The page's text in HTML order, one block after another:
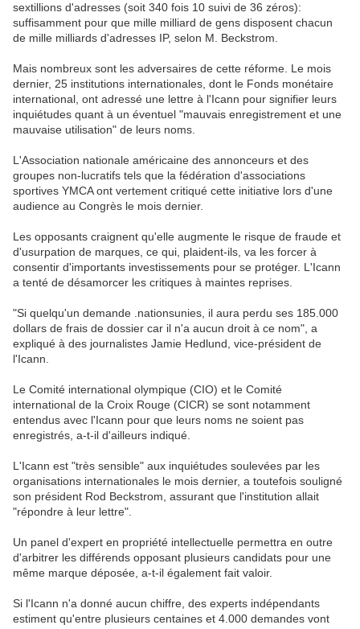
sextillions d'adresses (soit 340 fois 10 suivi de 36 zéros):
suffisamment pour que mille milliard de gens disposent chacun
de mille milliards d'adresses IP, selon M. Beckstrom.
Mais nombreux sont les adversaires de cette réforme. Le mois
dernier, 25 institutions internationales, dont le Fonds monétaire
international, ont adressé une lettre à l'Icann pour signifier leurs
inquiétudes quant à un éventuel "mauvais enregistrement et une
mauvaise utilisation" de leurs noms.
L'Association nationale américaine des annonceurs et des
groupes non-lucratifs tels que la fédération d'associations
sportives YMCA ont vertement critiqué cette initiative lors d'une
audience au Congrès le mois dernier.
Les opposants craignent qu'elle augmente le risque de fraude et
d'usurpation de marques, ce qui, plaident-ils, va les forcer à
consentir d'importants investissements pour se protéger. L'Icann
a tenté de désamorcer les critiques à maintes reprises.
"Si quelqu'un demande .nationsunies, il aura perdu ses 185.000
dollars de frais de dossier car il n'a aucun droit à ce nom", a
expliqué à des journalistes Jamie Hedlund, vice-président de
l'Icann.
Le Comité international olympique (CIO) et le Comité
international de la Croix Rouge (CICR) se sont notamment
entendus avec l'Icann pour que leurs noms ne soient pas
enregistrés, a-t-il d'ailleurs indiqué.
L'Icann est "très sensible" aux inquiétudes soulevées par les
organisations internationales le mois dernier, a toutefois souligné
son président Rod Beckstrom, assurant que l'institution allait
"répondre à leur lettre".
Un panel d'expert en propriété intellectuelle permettra en outre
d'arbitrer les différends opposant plusieurs candidats pour une
même marque déposée, a-t-il également fait valoir.
Si l'Icann n'a donné aucun chiffre, des experts indépendants
estiment qu'entre plusieurs centaines et 4.000 demandes vont